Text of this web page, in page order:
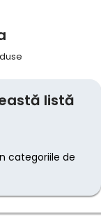
dama online
listă
categoriile de